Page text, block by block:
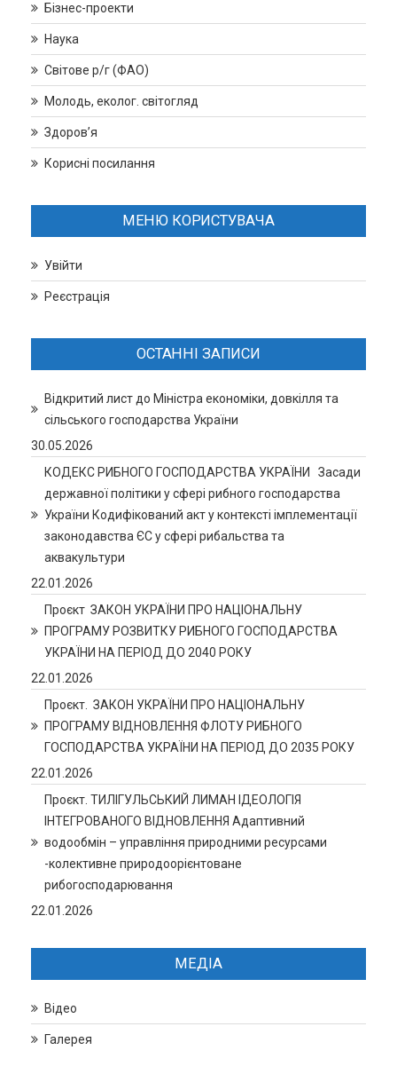
Бізнес-проекти
Наука
Світове р/г (ФАО)
Молодь, еколог. світогляд
Здоров’я
Корисні посилання
МЕНЮ КОРИСТУВАЧА
Увійти
Реєстрація
ОСТАННІ ЗАПИСИ
Відкритий лист до Міністра економіки, довкілля та
сільського господарства України
30.05.2026
КОДЕКС РИБНОГО ГОСПОДАРСТВА УКРАЇНИ Засади
державної політики у сфері рибного господарства
України Кодифікований акт у контексті імплементації
законодавства ЄС у сфері рибальства та
аквакультури
22.01.2026
Проєкт ЗАКОН УКРАЇНИ ПРО НАЦІОНАЛЬНУ
ПРОГРАМУ РОЗВИТКУ РИБНОГО ГОСПОДАРСТВА
УКРАЇНИ НА ПЕРІОД ДО 2040 РОКУ
22.01.2026
Проєкт. ЗАКОН УКРАЇНИ ПРО НАЦІОНАЛЬНУ
ПРОГРАМУ ВІДНОВЛЕННЯ ФЛОТУ РИБНОГО
ГОСПОДАРСТВА УКРАЇНИ НА ПЕРІОД ДО 2035 РОКУ
22.01.2026
Проєкт. ТИЛІГУЛЬСЬКИЙ ЛИМАН ІДЕОЛОГІЯ
ІНТЕГРОВАНОГО ВІДНОВЛЕННЯ Адаптивний
водообмін – управління природними ресурсами
-колективне природоорієнтоване
рибогосподарювання
22.01.2026
МЕДІА
Відео
Галерея